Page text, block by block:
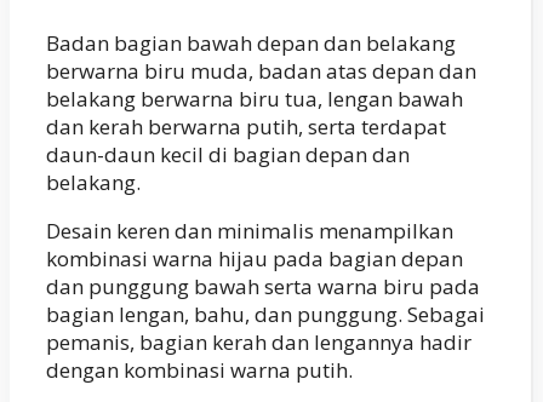
Badan bagian bawah depan dan belakang
berwarna biru muda, badan atas depan dan
belakang berwarna biru tua, lengan bawah
dan kerah berwarna putih, serta terdapat
daun-daun kecil di bagian depan dan
belakang.
Desain keren dan minimalis menampilkan
kombinasi warna hijau pada bagian depan
dan punggung bawah serta warna biru pada
bagian lengan, bahu, dan punggung. Sebagai
pemanis, bagian kerah dan lengannya hadir
dengan kombinasi warna putih.